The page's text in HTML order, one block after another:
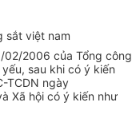
sắt việt nam
02/2006 của Tổng công
sau khi có ý kiến
TCDN ngày
Xã hội có ý kiến như